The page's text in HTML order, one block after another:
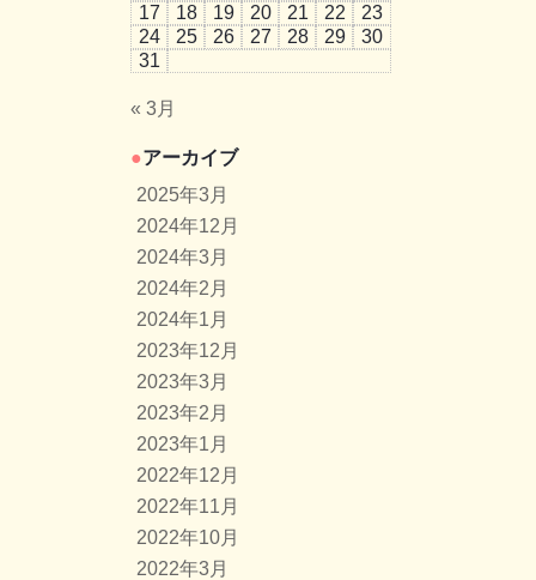
17
18 19 20 21 22
23
24
25 26 27 28 29
30
31
« 3月
アーカイブ
2025年3月
2024年12月
2024年3月
2024年2月
2024年1月
2023年12月
2023年3月
2023年2月
2023年1月
2022年12月
2022年11月
2022年10月
2022年3月